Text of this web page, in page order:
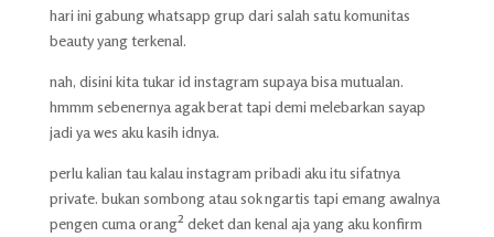
hari ini gabung whatsapp grup dari salah satu komunitas
beauty yang terkenal.
nah, disini kita tukar id instagram supaya bisa mutualan.
hmmm sebenernya agak berat tapi demi melebarkan sayap
jadi ya wes aku kasih idnya.
perlu kalian tau kalau instagram pribadi aku itu sifatnya
private. bukan sombong atau sok ngartis tapi emang awalnya
pengen cuma orang² deket dan kenal aja yang aku konfirm